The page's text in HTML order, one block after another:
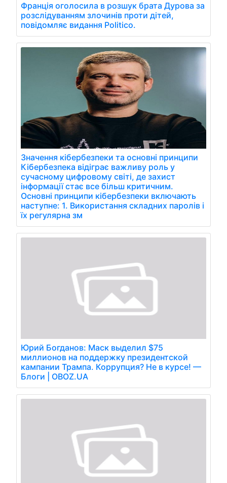
Франція оголосила в розшук брата Дурова за
розслідуванням злочинів проти дітей,
повідомляє видання Politico.
Значення кібербезпеки та основні принципи
Кібербезпека відіграє важливу роль у
сучасному цифровому світі, де захист
інформації стає все більш критичним.
Основні принципи кібербезпеки включають
наступне: 1. Використання складних паролів і
їх регулярна зм
Юрий Богданов: Маск выделил $75
миллионов на поддержку президентской
кампании Трампа. Коррупция? Не в курсе! —
Блоги | OBOZ.UA